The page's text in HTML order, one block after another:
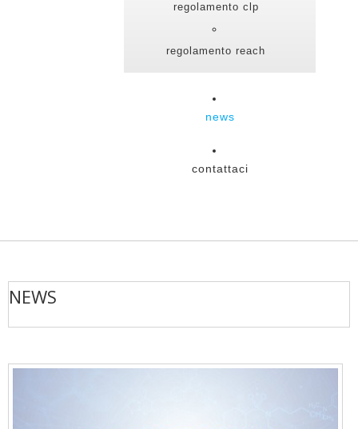
regolamento clp
regolamento reach
news
contattaci
NEWS